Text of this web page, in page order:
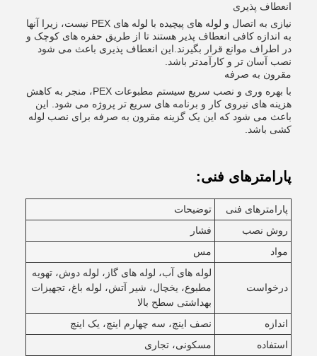
انعطاف پذیری
نیازی به اتصال و لوله های پیچیده با لوله های PEX نیست، زیرا آنها
به اندازه کافی انعطاف پذیر هستند تا از طریق حفره های کوچک و
در اطراف موانع قرار بگیرند.این انعطاف پذیری باعث می شود
نصب آسان تر و کارآمدتر باشد.
مقرون به صرفه
با بهره وری و نصب سریع سیستم مطبوعات PEX، منجر به کاهش
هزینه های نیروی کار و برنامه های سریع تر پروژه می شود. این
باعث می شود که این یک گزینه مقرون به صرفه برای نصب لوله
کشی باشد.
پارامترهای فنی:
پارامترهای فنی
توضیحات
روش نصب
فشار
مواد
مس
درخواست
لوله های آب، لوله های گاز، لوله دوش، تهویه
مطبوع، یخچال، شیر آتش، لوله باغ، تجهیزات
بهداشتی سطح بالا
اندازه
نصف اینچ، سه چهارم اینچ، یک اینچ
استفاده
مسکونی، تجاری